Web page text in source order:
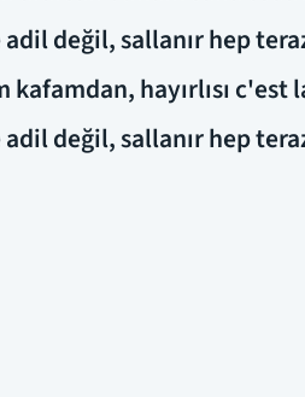
değil, sallanır hep
kafamdan, hayırlısı c'est
değil, sallanır hep